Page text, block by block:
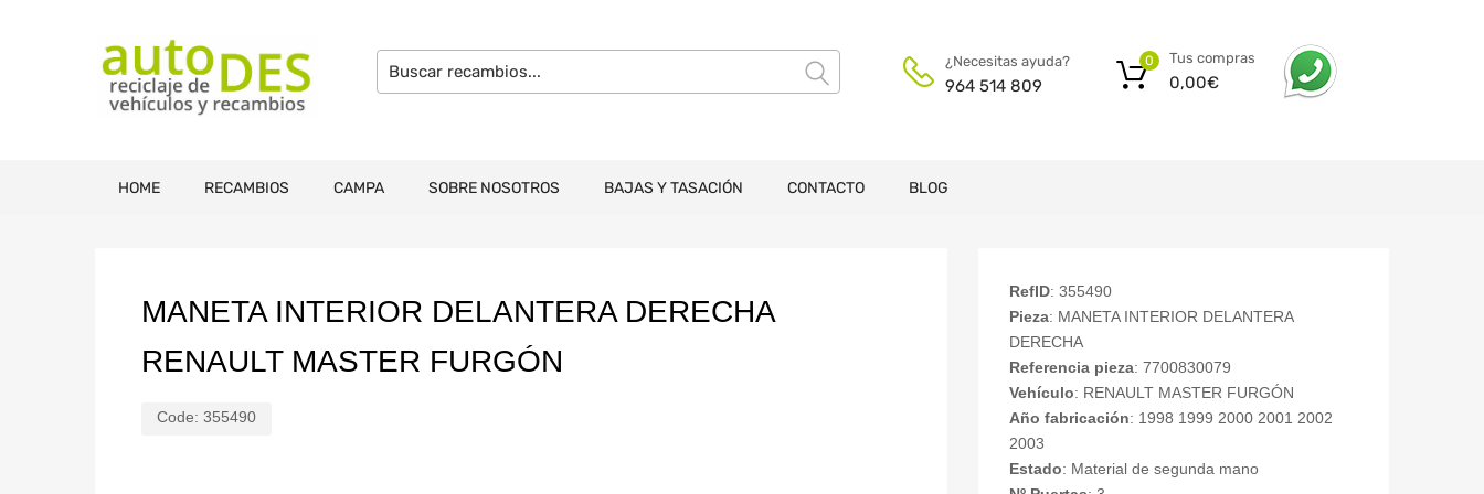
¿Necesitas ayuda?
964 514 809
Tus compras
0,00€
0
HOME RECAMBIOS CAMPA SOBRE NOSOTROS BAJAS Y TASACIÓN CONTACTO BLOG
MANETA INTERIOR DELANTERA DERECHA
RENAULT MASTER FURGÓN
Code: 355490
RefID: 355490
Pieza: MANETA INTERIOR DELANTERA
DERECHA
Referencia pieza: 7700830079
Vehículo: RENAULT MASTER FURGÓN
Año fabricación: 1998 1999 2000 2001 2002
2003
Estado: Material de segunda mano